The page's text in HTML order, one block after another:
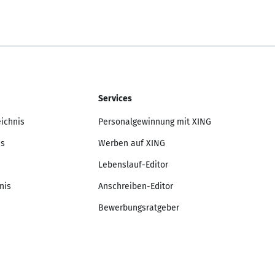
Services
Personalgewinnung mit XING
Werben auf XING
Lebenslauf-Editor
Anschreiben-Editor
Bewerbungsratgeber